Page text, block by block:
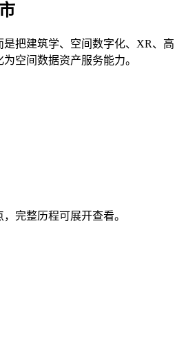
把建筑学、空间数字化、XR、高
空间数据资产服务能力。
完整历程可展开查看。